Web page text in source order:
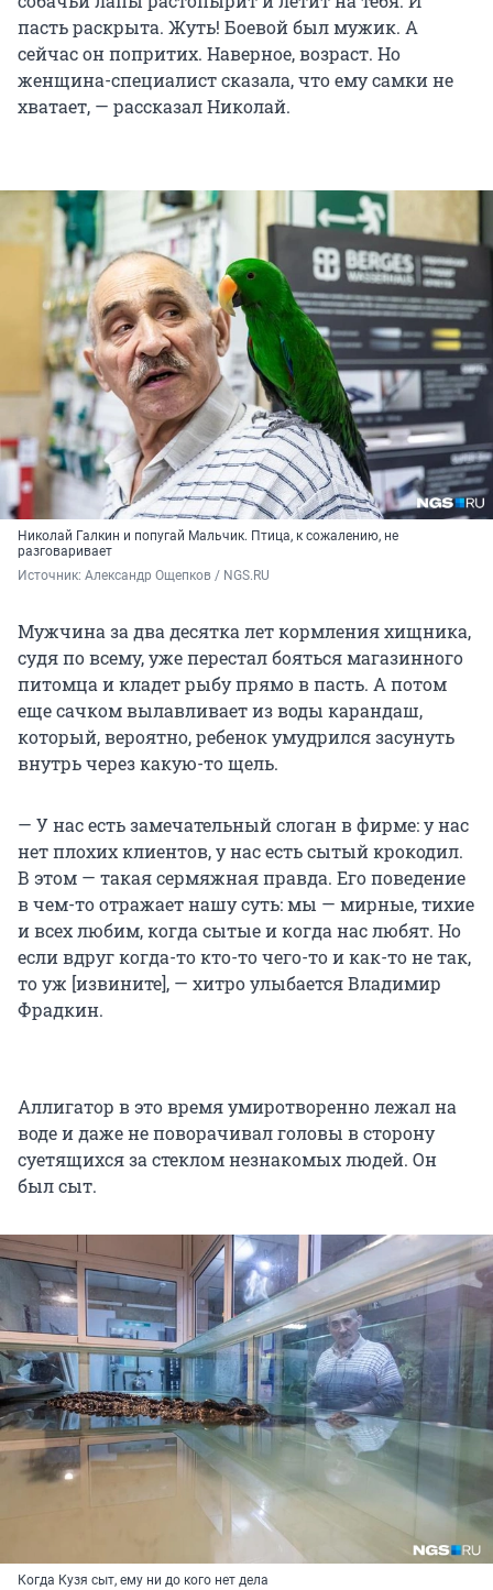
пасть раскрыта. Жуть! Боевой был мужик. А
сейчас он попритих. Наверное, возраст. Но
женщина-специалист сказала, что ему самки не
хватает, — рассказал Николай.
Николай Галкин и попугай Мальчик. Птица, к сожалению, не
разговаривает
Источник: Александр Ощепков / NGS.RU
Мужчина за два десятка лет кормления хищника,
судя по всему, уже перестал бояться магазинного
питомца и кладет рыбу прямо в пасть. А потом
еще сачком вылавливает из воды карандаш,
который, вероятно, ребенок умудрился засунуть
внутрь через какую-то щель.
— У нас есть замечательный слоган в фирме: у нас
нет плохих клиентов, у нас есть сытый крокодил.
В этом — такая сермяжная правда. Его поведение
в чем-то отражает нашу суть: мы — мирные, тихие
и всех любим, когда сытые и когда нас любят. Но
если вдруг когда-то кто-то чего-то и как-то не так,
то уж [извините], — хитро улыбается Владимир
Фрадкин.
Аллигатор в это время умиротворенно лежал на
воде и даже не поворачивал головы в сторону
суетящихся за стеклом незнакомых людей. Он
был сыт.
Когда Кузя сыт, ему ни до кого нет дела